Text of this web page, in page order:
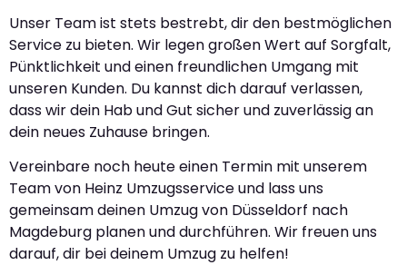
Unser Team ist stets bestrebt, dir den bestmöglichen
Service zu bieten. Wir legen großen Wert auf Sorgfalt,
Pünktlichkeit und einen freundlichen Umgang mit
unseren Kunden. Du kannst dich darauf verlassen,
dass wir dein Hab und Gut sicher und zuverlässig an
dein neues Zuhause bringen.
Vereinbare noch heute einen Termin mit unserem
Team von Heinz Umzugsservice und lass uns
gemeinsam deinen Umzug von Düsseldorf nach
Magdeburg planen und durchführen. Wir freuen uns
darauf, dir bei deinem Umzug zu helfen!